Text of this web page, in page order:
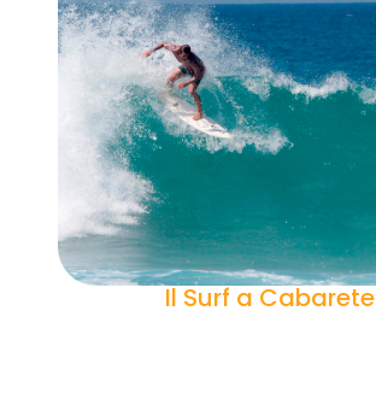
Il Surf a Cabarete